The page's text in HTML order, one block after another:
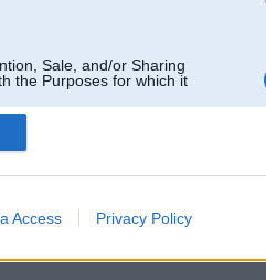
Sale, and/or Sharing
the Purposes for which it
Access Privacy Policy